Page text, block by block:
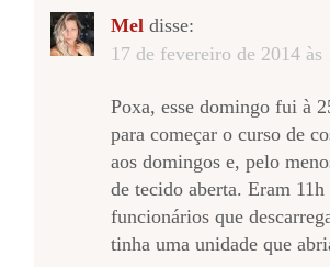
Mel disse:
17 de fevereiro de 2014 às
Poxa, esse domingo fui à
para começar o curso de
aos domingos e, pelo
de tecido aberta. Eram
funcionários que
tinha uma unidade que